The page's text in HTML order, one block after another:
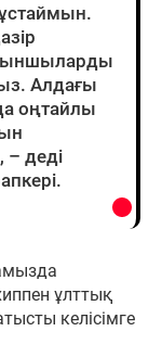
Алдағы
оңтайлы
деді
ұлттық
келісімге